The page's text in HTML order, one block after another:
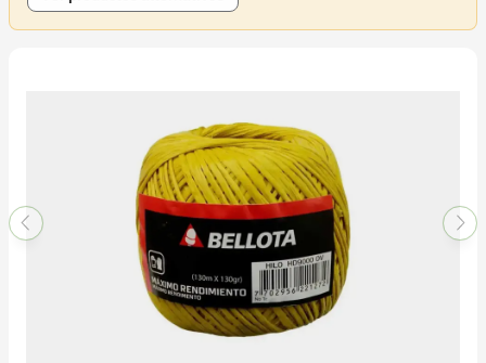
Términos y condiciones
Registrarse
Recuperar contraseña